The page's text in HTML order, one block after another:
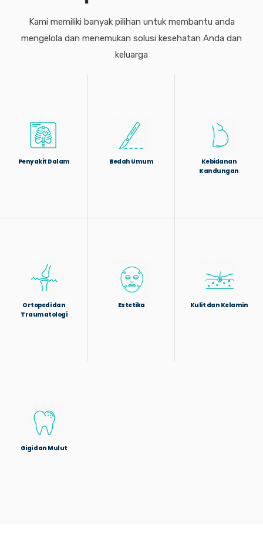
Kami memiliki banyak pilihan untuk membantu anda
mengelola dan menemukan solusi kesehatan Anda dan
keluarga
Penyakit Dalam Bedah Umum
Kebidanan
Kandungan
Ortopedi dan
Traumatologi
Estetika Kulit dan Kelamin
Gigi dan Mulut